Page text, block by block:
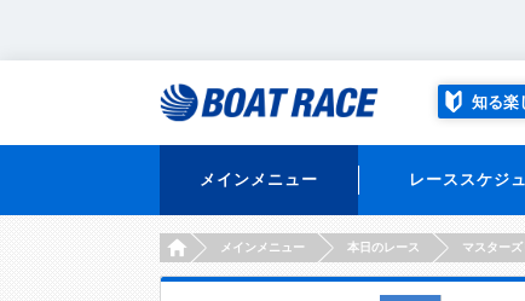
知る楽
メインメニュー レーススケジ
HOMEメインメニュー 本日のレース マスター